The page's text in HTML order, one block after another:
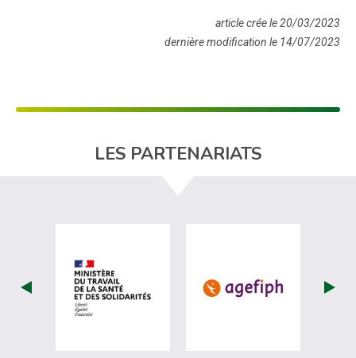
article crée le 20/03/2023
dernière modification le 14/07/2023
LES PARTENARIATS
visiter les site de Ministère du travail
visiter les